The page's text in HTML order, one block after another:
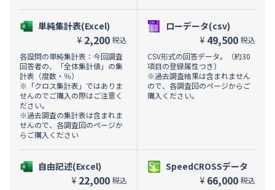
単純集計表(Excel)
¥ 2,200 税込
各設問の単純集計表：今回調査
回答者の、「全体集計値」の集
計表（度数・％）
※「クロス集計表」ではありま
せんのでご購入の際はご注意く
ださい。
※過去調査の集計表は含まれま
せんので、各調査回のページか
らご購入ください
自由記述(Excel)
¥ 22,000 税込
ローデータ(csv)
¥ 49,500 税込
CSV形式の回答データ。（約30
項目の登録属性つき）
※過去調査結果は含まれません
ので、各調査回のページからご
購入ください。
SpeedCROSSデータ
¥ 66,000 税込